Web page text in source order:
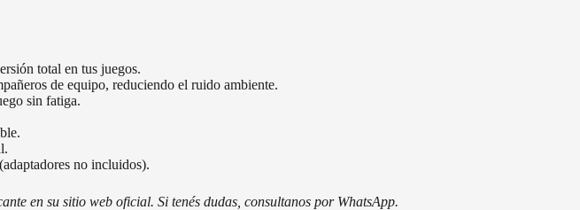
total en tus juegos.
de equipo, reduciendo el ruido ambiente.
sin fatiga.
no incluidos).
en su sitio web oficial. Si tenés dudas, consultanos por WhatsApp.